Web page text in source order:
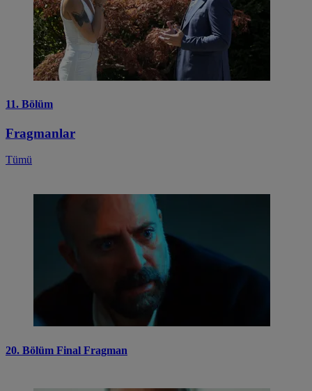
11. Bölüm
Fragmanlar
Tümü
20. Bölüm Final Fragman